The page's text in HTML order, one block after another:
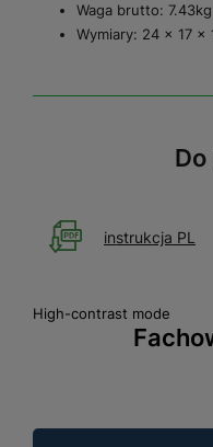
Waga brutto: 7.43kg
Wymiary: 24 x 17 x
instrukcja PL
High-contrast mode